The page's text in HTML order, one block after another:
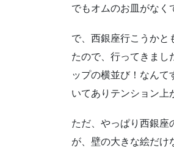
でもオムのお皿がなく
で、西銀座行こうかと
たので、行ってきま
ップの横並び！なんて
いてありテンション上
ただ、やっぱり西銀座
が、壁の大きな絵だけ